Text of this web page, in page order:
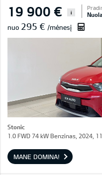
19 900 € i
nuo 295 € /mėnesį
Stonic
1.0 FWD 74 kW Benzinas, 2024,
MANE DOMINA!